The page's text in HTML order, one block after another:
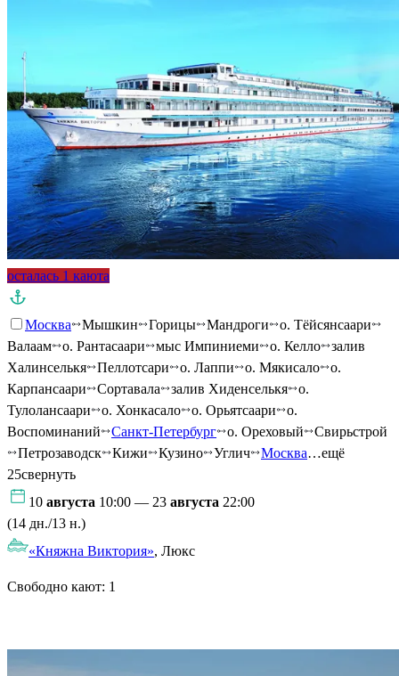
осталась 1 каюта
Москва Мышкин Горицы Мандроги
о. Тёйсянсаари
Валаам
о. Рантасаари мыс Импиниеми о. Келло
залив
Халинселькя
Пеллотсари о. Лаппи о. Мякисало
о.
Карпансаари
Сортавала залив Хиденселькя
о.
Тулолансаари
о. Хонкасало о. Орьятсаари
о.
Воспоминаний
Санкт-Петербург о. Ореховый
Свирьстрой
Петрозаводск
Кижи Кузино Углич Москва…ещё
25свернуть
10 августа 10:00 — 23 августа 22:00
(14 дн./13 н.)
«Княжна Виктория», Люкс
Свободно кают: 1